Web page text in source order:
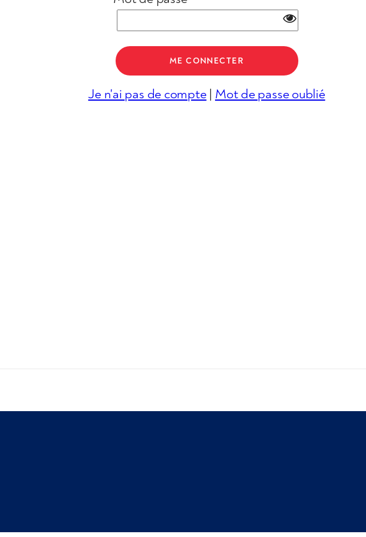
Je n'ai pas de compte| Mot de passe oublié